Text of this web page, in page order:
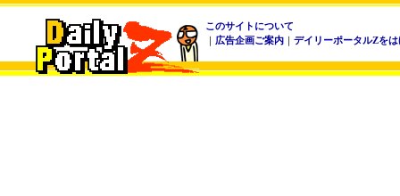
このサイトについて
｜ 広告企画ご案内 ｜ デイリーポータルZを